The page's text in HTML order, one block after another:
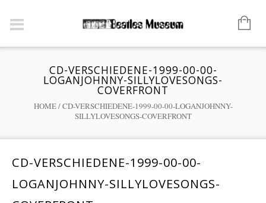
CD-VERSCHIEDENE-1999-00-00-
LOGANJOHNNY-SILLYLOVESONGS-
COVERFRONT
HOME/CD-VERSCHIEDENE-1999-00-00-LOGANJOHNNY-
SILLYLOVESONGS-COVERFRONT
CD-VERSCHIEDENE-1999-00-00-
LOGANJOHNNY-SILLYLOVESONGS-